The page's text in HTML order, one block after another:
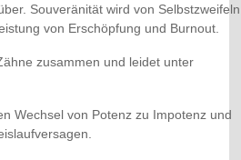
Souveränität wird von Selbstzweifeln
von Erschöpfung und Burnout.
zusammen und leidet unter
Wechsel von Potenz zu Impotenz und